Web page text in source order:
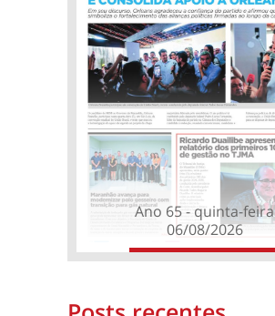
Ano 65 - quinta-feira
06/08/2026